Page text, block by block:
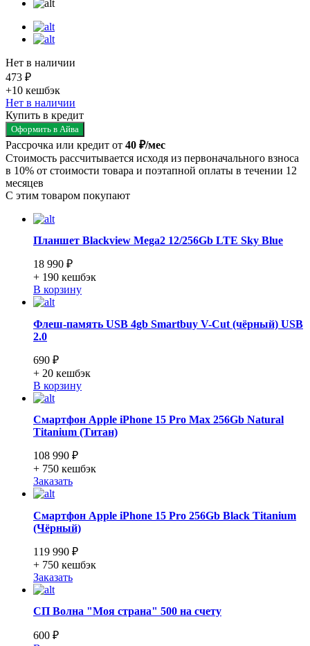
Нет в наличии
473 ₽
+10 кешбэк
Нет в наличии
Купить в кредит
Оформить в Айва
Рассрочка или кредит от 40 ₽/мес
Стоимость рассчитывается исходя из первоначального взноса
в 10% от стоимости товара и поэтапной оплаты в течении 12
месяцев
С этим товаром покупают
Планшет Blackview Mega2 12/256Gb LTE Sky Blue
18 990 ₽
+ 190 кешбэк
В корзину
Флеш-память USB 4gb Smartbuy V-Cut (чёрный) USB
2.0
690 ₽
+ 20 кешбэк
В корзину
Смартфон Apple iPhone 15 Pro Max 256Gb Natural
Titanium (Титан)
108 990 ₽
+ 750 кешбэк
Заказать
Смартфон Apple iPhone 15 Pro 256Gb Black Titanium
(Чёрный)
119 990 ₽
+ 750 кешбэк
Заказать
СП Волна "Моя страна" 500 на счету
600 ₽